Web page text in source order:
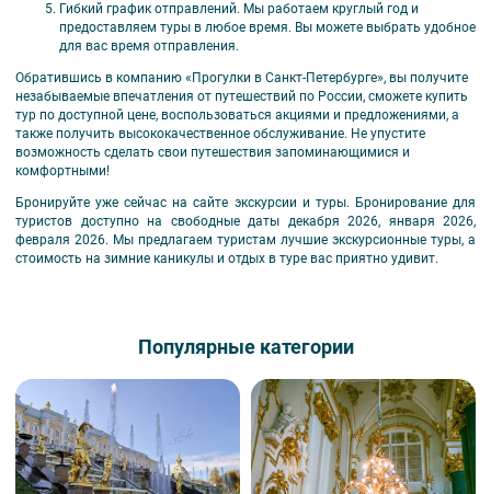
Гибкий график отправлений. Мы работаем круглый год и
предоставляем туры в любое время. Вы можете выбрать удобное
для вас время отправления.
Обратившись в компанию «Прогулки в Санкт-Петербурге», вы получите
незабываемые впечатления от путешествий по России, сможете купить
тур по доступной цене, воспользоваться акциями и предложениями, а
также получить высококачественное обслуживание. Не упустите
возможность сделать свои путешествия запоминающимися и
комфортными!
Бронируйте уже сейчас на сайте экскурсии и туры. Бронирование для
туристов доступно на свободные даты декабря 2026, января 2026,
февраля 2026. Мы предлагаем туристам лучшие экскурсионные туры, а
стоимость на зимние каникулы и отдых в туре вас приятно удивит.
Популярные категории